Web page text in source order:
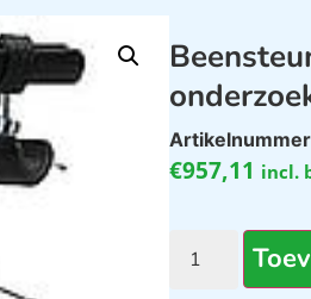
€957,11 incl.